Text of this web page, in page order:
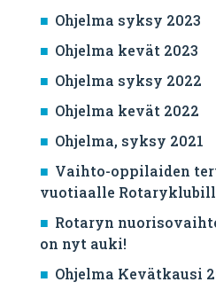
Ohjelma syksy 2023
Ohjelma kevät 2023
Ohjelma syksy 2022
Ohjelma kevät 2022
Ohjelma, syksy 2021
Vaihto-oppilaiden
vuotiaalle
Rotaryn
on nyt auki!
Ohjelma Kevätkausi